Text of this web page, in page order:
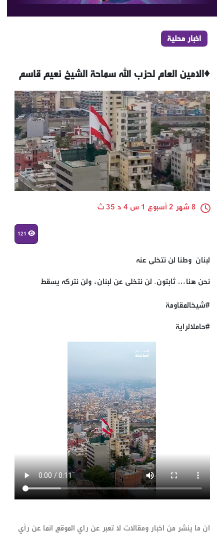
اخبار محلية
♦️الامين العام لحزب الله سماحة الشيخ نعيم قاسم
8 شهر 2 أسبوع 1 س 4 د 35 ث
لبنان وطنا لن نتخلى عنه
نحن هنا… ثابتون. لن نتخلى عن لبنان، ولن نتركه يسقط
#شيخالمقاومة
#حاملالراية
ان ما ينشر من اخبار ومقالات لا تعبر عن راي الموقع انما عن رأي